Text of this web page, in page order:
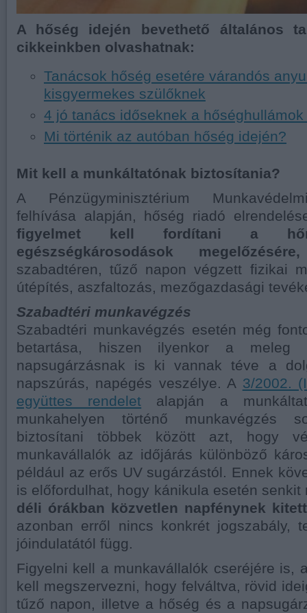
A hőség idején bevethető általános
cikkeinkben olvashatnak:
Tanácsok hőség esetére várandós
kisgyermekes szülőknek
4 jó tanács időseknek a
Mi történik az autóban hőség idején?
Mit kell a munkáltatónak biztosítania?
A Pénzügyminisztérium
felhívása alapján, hőség riadó
figyelmet kell fordítani a
egészségkárosodások
szabadtéren, tűző napon végzett fizikai
útépítés, aszfaltozás, mezőgazdasági
Szabadtéri munkavégzés
Szabadtéri munkavégzés esetén még
betartása, hiszen ilyenkor a meleg
napsugárzásnak is ki vannak téve a
napszúrás, napégés veszélye. A 3/2002.
együttes rendelet alapján a
munkahelyen történő munkavégzés
biztosítani többek között azt, hogy
munkavállalók az időjárás különböző
például az erős UV sugárzástól. Ennek
is előfordulhat, hogy kánikula esetén senkit
déli órákban közvetlen napfénynek
azonban erről nincs konkrét jogszabály,
jóindulatától függ.
Figyelni kell a munkavállalók cseréjére is,
kell megszervezni, hogy felváltva, rövid
tűző napon, illetve a hőség és a